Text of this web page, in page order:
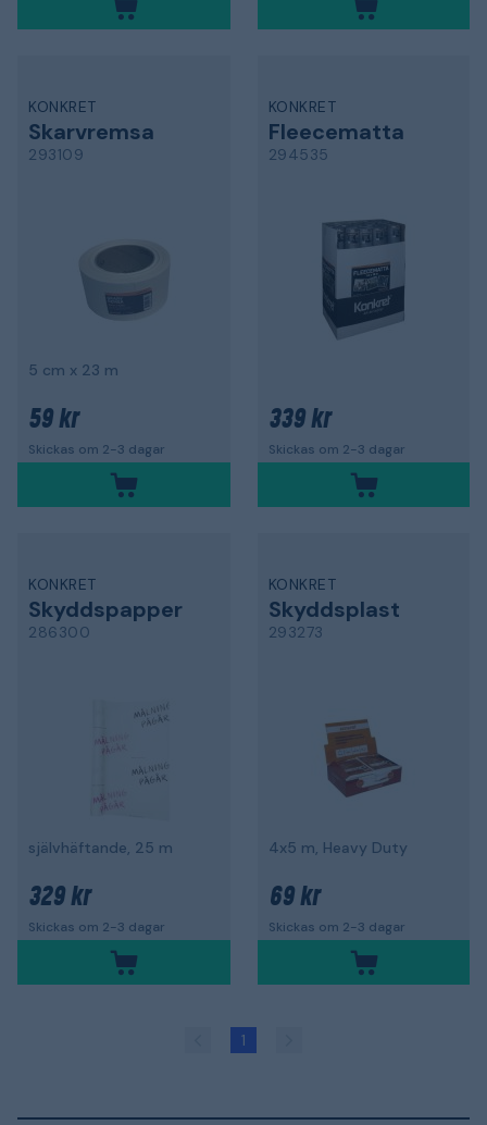
KONKRET
Skarvremsa
293109
5 cm x 23 m
59 kr
Skickas om 2-3 dagar
KONKRET
Fleecematta
294535
339 kr
Skickas om 2-3 dagar
KONKRET
Skyddspapper
286300
självhäftande, 25 m
329 kr
Skickas om 2-3 dagar
KONKRET
Skyddsplast
293273
4x5 m, Heavy Duty
69 kr
Skickas om 2-3 dagar
1